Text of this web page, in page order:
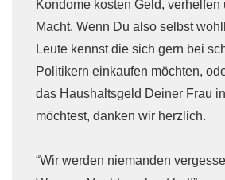
Kondome kosten Geld, verhelfen
Macht. Wenn Du also selbst
Leute kennst die sich gern bei
Politikern einkaufen möchten,
das Haushaltsgeld Deiner Frau
möchtest, danken wir herzlich.
“Wir werden niemanden